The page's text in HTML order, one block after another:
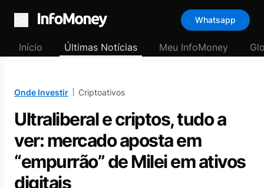
Menu
Whatsapp
Início Últimas Notícias Meu InfoMoney
Onde Investir Criptoativos
Ultraliberal e criptos, tudo a
ver: mercado aposta em
“empurrão” de Milei em ativos
digitais